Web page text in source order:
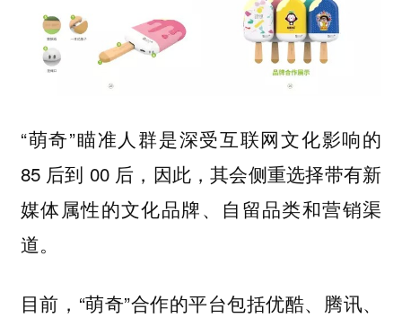
“萌奇”瞄准人群是深受互联网文化影响的
85 后到 00 后，因此，其会侧重选择带有新
媒体属性的文化品牌、自留品类和营销渠
道。
目前，“萌奇”合作的平台包括优酷、腾讯、